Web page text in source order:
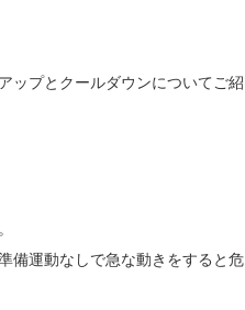
ップとクールダウンについてご紹
備運動なしで急な動きをすると危